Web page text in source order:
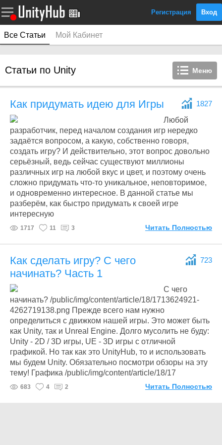
Регистрация Вход
Все Статьи Мой Кабинет
Меню
Статьи по Unity
1827
Как придумать идею для Игры
Любой
разработчик, перед началом создания игр нередко
задаётся вопросом, а какую, собственно говоря,
создать игру? И действительно, этот вопрос довольно
серьёзный, ведь сейчас существуют миллионы
различных игр на любой вкус и цвет, и поэтому очень
сложно придумать что-то уникальное, неповторимое,
и одновременно интересное. В данной статье мы
разберём, как быстро придумать к своей игре
интересную
1717 11 3 Читать Полностью
723
Как сделать игру? С чего
начинать? Часть 1
С чего
начинать? /public/img/content/article/18/1713624921-
4262719138.png Прежде всего нам нужно
определиться с движком нашей игры. Это может быть
как Unity, так и Unreal Engine. Долго мусолить не буду:
Unity - 2D / 3D игры, UE - 3D игры с отличной
графикой. Но так как это UnityHub, то и использовать
мы будем Unity. Обязательно посмотри обзоры на эту
тему! Графика /public/img/content/article/18/17
683 4 2 Читать Полностью